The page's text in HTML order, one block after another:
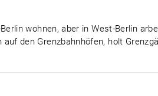
wohnen, aber in West-Berlin
den Grenzbahnhöfen, holt